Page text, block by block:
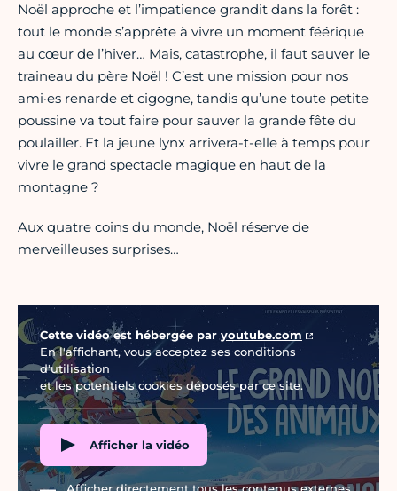
Noël approche et l’impatience grandit dans la forêt :
tout le monde s’apprête à vivre un moment féérique
au cœur de l’hiver… Mais, catastrophe, il faut sauver le
traineau du père Noël ! C’est une mission pour nos
ami·es renarde et cigogne, tandis qu’une toute petite
poussine va tout faire pour sauver la grande fête du
poulailler. Et la jeune lynx arrivera-t-elle à temps pour
vivre le grand spectacle magique en haut de la
montagne ?
Aux quatre coins du monde, Noël réserve de
merveilleuses surprises…
Vidéo Youtube
Cette vidéo est hébergée paryoutube.com
En l'affichant, vous acceptez ses conditions
d'utilisation
et les potentiels cookies déposés par ce site.
Afficher la vidéo